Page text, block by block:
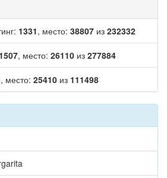
1331, место: 38807 из 232332
1507, место: 26110 из 277884
, место: 25410 из 111498